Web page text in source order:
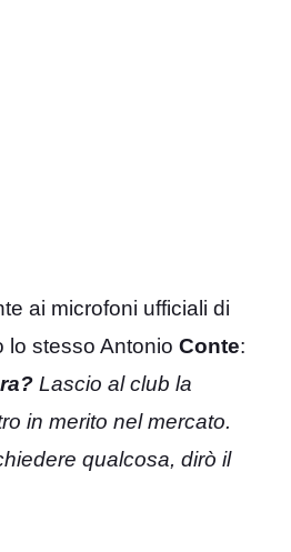
ai microfoni ufficiali di
lo stesso Antonio Conte:
Lascio al club la
in merito nel mercato.
qualcosa, dirò il